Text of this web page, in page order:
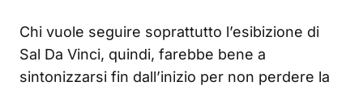
Chi vuole seguire soprattutto l’esibizione di
Sal Da Vinci, quindi, farebbe bene a
sintonizzarsi fin dall’inizio per non perdere la